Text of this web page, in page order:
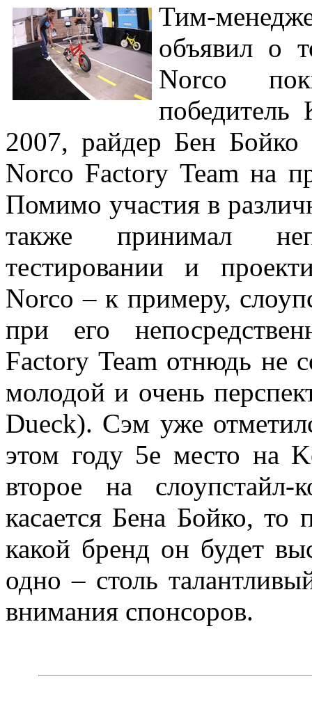
Тим-
объявил о
Norco
победитель
2007, райдер Бен
Norco Factory Team на
Помимо участия в
также принимал
тестировании и
Norco – к примеру,
при его
Factory Team отнюдь не
молодой и очень
Dueck). Сэм уже
этом году 5е место на
второе на
касается Бена Бойко,
какой бренд он будет
одно – столь
внимания спонсоров.